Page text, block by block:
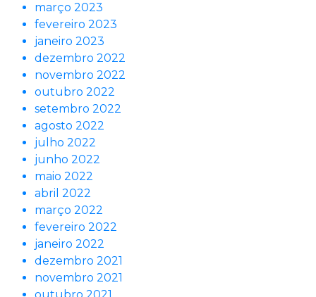
março 2023
fevereiro 2023
janeiro 2023
dezembro 2022
novembro 2022
outubro 2022
setembro 2022
agosto 2022
julho 2022
junho 2022
maio 2022
abril 2022
março 2022
fevereiro 2022
janeiro 2022
dezembro 2021
novembro 2021